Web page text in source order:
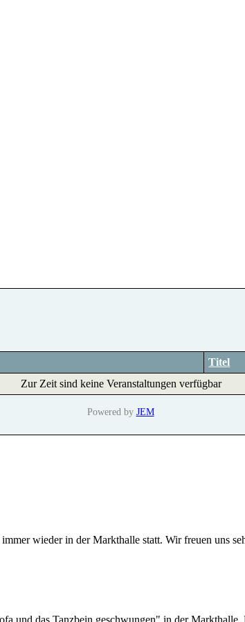
Titel
Zur Zeit sind keine Veranstaltungen verfügbar
Powered by JEM
wieder in der Markthalle statt. Wir freuen uns
und das Tanzbein geschwungen" in der